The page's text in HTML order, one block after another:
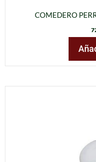
COMEDERO